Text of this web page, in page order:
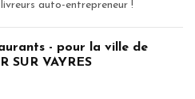
auto-entrepreneur !
- pour la ville de
SUR VAYRES